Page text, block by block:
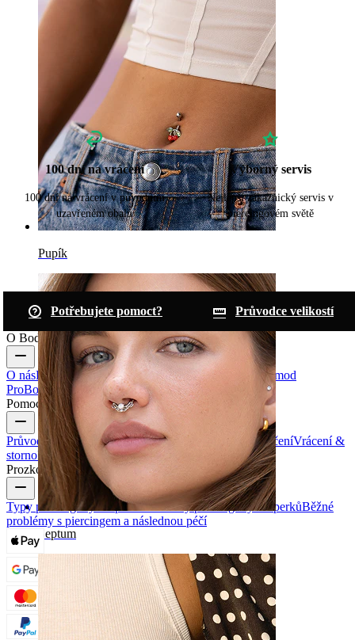
Pupík
Septum
100 dní na vrácení
100 dní na vrácení v původním
uzavřeném obalu
Výborný servis
Nejlepší zákaznický servis v
piercingovém světě
Potřebujete pomoct?
Průvodce velikostí
O Bodymod
O násBlog Podmínky & pravidlaKontaktujte nás
Bodymod
ProBodymod CreatorsBodymod Recenze
Pomoc & info
Průvodce velikostí Sledování zásilek Informace o doručeníVrácení &
stornoPlatbaMůj ÚčetBodymod podpora
Prozkoumat
Typy piercingových šperkůMateriály piercingových šperkůBěžné
problémy s piercingem a následnou péčí